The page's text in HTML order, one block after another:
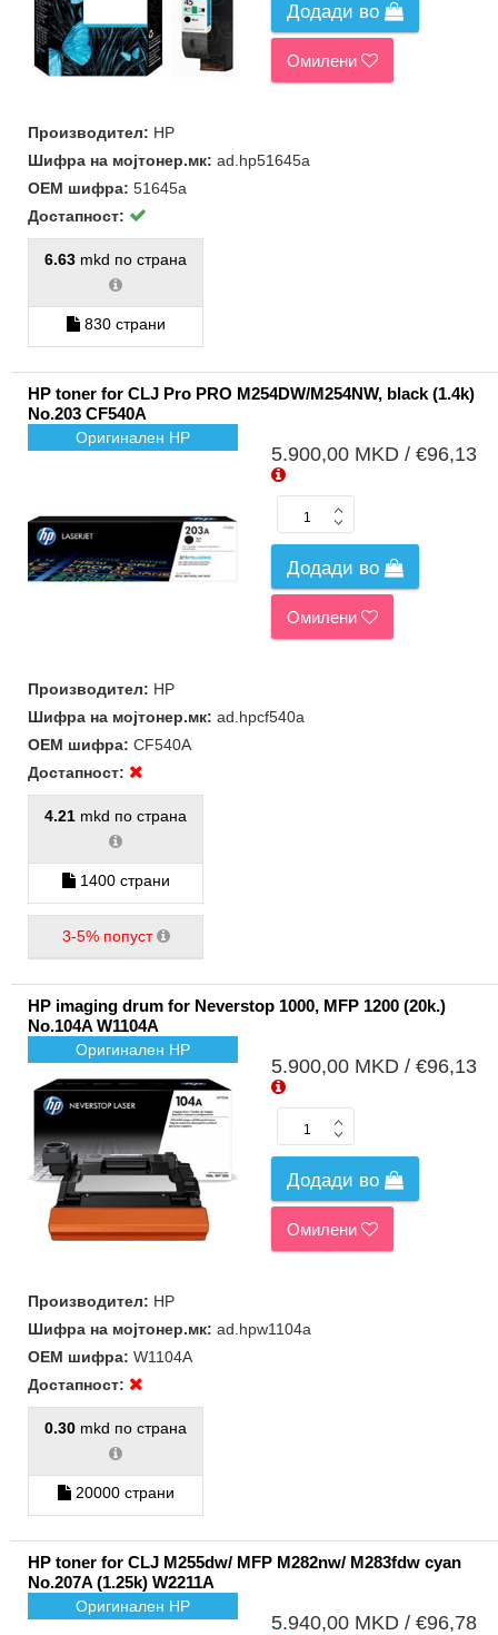
Додади во
Омилени
Производител: HP
Шифра на мојтонер.мк: ad.hp51645a
ОЕМ шифра: 51645a
Достапност:
6.63 mkd по страна
830 страни
HP toner for CLJ Pro PRO M254DW/M254NW, black (1.4k)
No.203 CF540A
Оригинален HP
5.900,00 MKD / €96,13
Додади во
Омилени
Производител: HP
Шифра на мојтонер.мк: ad.hpcf540a
ОЕМ шифра: CF540A
Достапност:
4.21 mkd по страна
1400 страни
3-5% попуст
HP imaging drum for Neverstop 1000, MFP 1200 (20k.)
No.104A W1104A
Оригинален HP
5.900,00 MKD / €96,13
Додади во
Омилени
Производител: HP
Шифра на мојтонер.мк: ad.hpw1104a
ОЕМ шифра: W1104A
Достапност:
0.30 mkd по страна
20000 страни
HP toner for CLJ M255dw/ MFP M282nw/ M283fdw cyan
No.207A (1.25k) W2211A
Оригинален HP
5.940,00 MKD / €96,78